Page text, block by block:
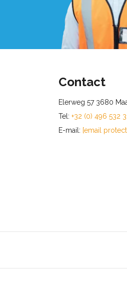
Contact
Elerweg 57 3680
Tel: +32 (0) 496 532
E-mail: [email